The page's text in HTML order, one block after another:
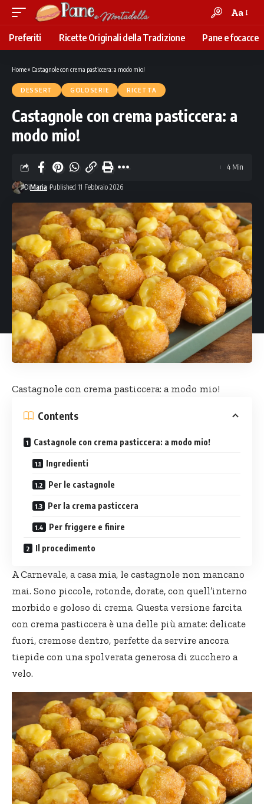
Font
Resizer
Aa
Preferiti Ricette Originali della Tradizione Pane e focacce
Home» Castagnole con crema pasticcera: a modo mio!
DESSERT GOLOSERIE RICETTA
Castagnole con crema pasticcera: a
modo mio!
DiMaria Published 11 Febbraio 2026
4 Min
Castagnole con crema pasticcera: a modo mio!
Contents
Castagnole con crema pasticcera: a modo mio!
Ingredienti
Per le castagnole
Per la crema pasticcera
Per friggere e finire
Il procedimento
A Carnevale, a casa mia, le castagnole non mancano
mai. Sono piccole, rotonde, dorate, con quell’interno
morbido e goloso di crema. Questa versione farcita
con crema pasticcera è una delle più amate: delicate
fuori, cremose dentro, perfette da servire ancora
tiepide con una spolverata generosa di zucchero a
velo.